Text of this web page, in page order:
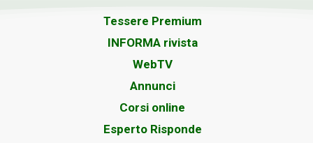
Tessere Premium
INFORMA rivista
WebTV
Annunci
Corsi online
Esperto Risponde